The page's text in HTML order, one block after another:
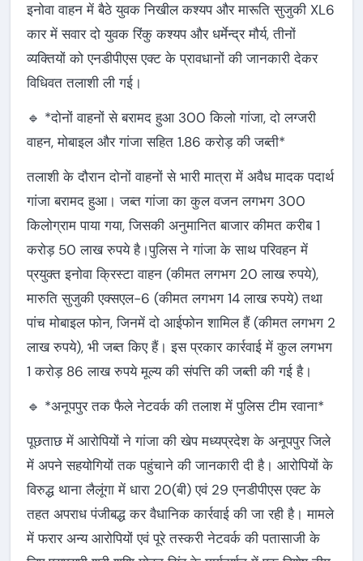
इनोवा वाहन में बैठे युवक निखील कश्यप और मारूति सुजुकी XL6
कार में सवार दो युवक रिंकु कश्यप और धर्मेन्द्र मौर्य, तीनों
व्यक्तियों को एनडीपीएस एक्ट के प्रावधानों की जानकारी देकर
विधिवत तलाशी ली गई।
🔹 *दोनों वाहनों से बरामद हुआ 300 किलो गांजा, दो लग्जरी
वाहन, मोबाइल और गांजा सहित 1.86 करोड़ की जब्ती*
तलाशी के दौरान दोनों वाहनों से भारी मात्रा में अवैध मादक पदार्थ
गांजा बरामद हुआ। जब्त गांजा का कुल वजन लगभग 300
किलोग्राम पाया गया, जिसकी अनुमानित बाजार कीमत करीब 1
करोड़ 50 लाख रुपये है।पुलिस ने गांजा के साथ परिवहन में
प्रयुक्त इनोवा क्रिस्टा वाहन (कीमत लगभग 20 लाख रुपये),
मारुति सुजुकी एक्सएल-6 (कीमत लगभग 14 लाख रुपये) तथा
पांच मोबाइल फोन, जिनमें दो आईफोन शामिल हैं (कीमत लगभग 2
लाख रुपये), भी जब्त किए हैं। इस प्रकार कार्रवाई में कुल लगभग
1 करोड़ 86 लाख रुपये मूल्य की संपत्ति की जब्ती की गई है।
🔹 *अनूपपुर तक फैले नेटवर्क की तलाश में पुलिस टीम रवाना*
पूछताछ में आरोपियों ने गांजा की खेप मध्यप्रदेश के अनूपपुर जिले
में अपने सहयोगियों तक पहुंचाने की जानकारी दी है। आरोपियों के
विरुद्ध थाना लैलूंगा में धारा 20(बी) एवं 29 एनडीपीएस एक्ट के
तहत अपराध पंजीबद्ध कर वैधानिक कार्रवाई की जा रही है। मामले
में फरार अन्य आरोपियों एवं पूरे तस्करी नेटवर्क की पतासाजी के